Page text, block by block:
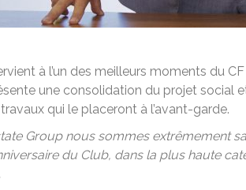
à l’un des meilleurs moments du
une consolidation du projet social
qui le placeront à l’avant-garde.
Group nous sommes extrêmement
du Club, dans la plus haute